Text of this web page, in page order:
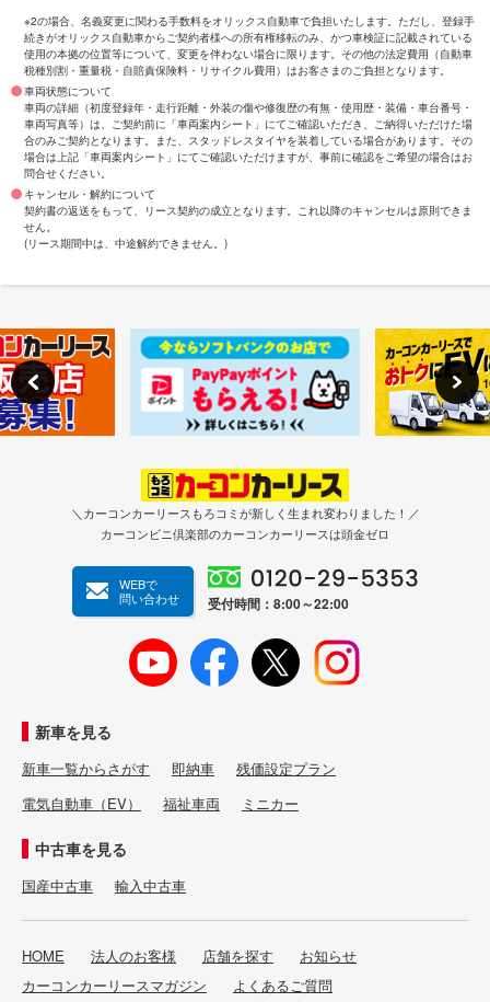
※2の場合、名義変更に関わる手数料をオリックス自動車で負担いたします。ただし、登録手
続きがオリックス自動車からご契約者様への所有権移転のみ、かつ車検証に記載されている
使用の本拠の位置等について、変更を伴わない場合に限ります。その他の法定費用（自動車
税種別割・重量税・自賠責保険料・リサイクル費用）はお客さまのご負担となります。
車両状態について
車両の詳細（初度登録年・走行距離・外装の傷や修復歴の有無・使用歴・装備・車台番号・
車両写真等）は、ご契約前に「車両案内シート」にてご確認いただき、ご納得いただけた場
合のみご契約となります。また、スタッドレスタイヤを装着している場合があります。その
場合は上記「車両案内シート」にてご確認いただけますが、事前に確認をご希望の場合はお
問合せください。
キャンセル・解約について
契約書の返送をもって、リース契約の成立となります。これ以降のキャンセルは原則できま
せん。
(リース期間中は、中途解約できません。)
＼カーコンカーリースもろコミが新しく生まれ変わりました！／
カーコンビニ倶楽部のカーコンカーリースは頭金ゼロ
WEBで
問い合わせ
受付時間：8:00～22:00
新車を見る
新車一覧からさがす 即納車
残価設定プラン
電気自動車（EV）
福祉車両 ミニカー
中古車を見る
国産中古車 輸入中古車
HOME 法人のお客様 店舗を探す
お知らせ
カーコンカーリースマガジン
よくあるご質問